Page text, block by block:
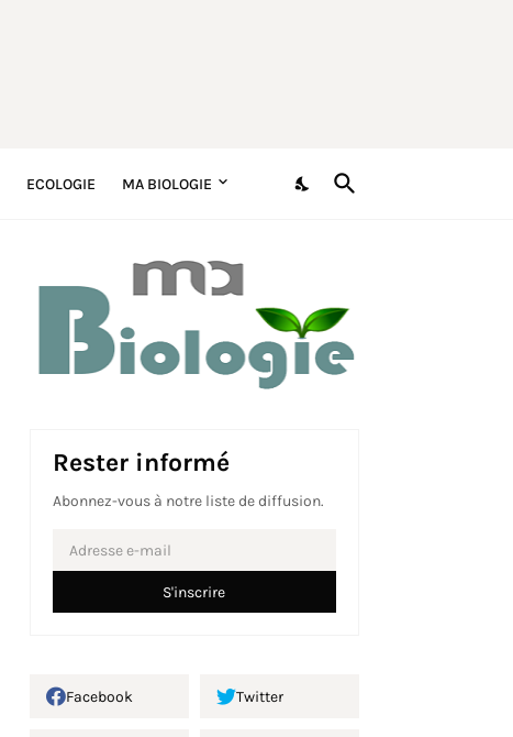
ECOLOGIE MA BIOLOGIE
Rester informé
Abonnez-vous à notre liste de diffusion.
Facebook Twitter